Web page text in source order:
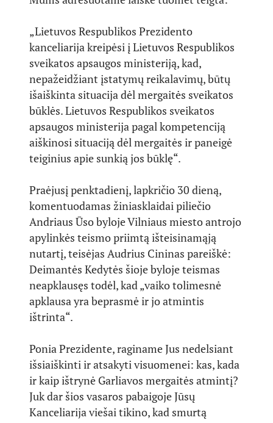
„Lietuvos Respublikos Prezidento
kanceliarija kreipėsi į Lietuvos Respublikos
sveikatos apsaugos ministeriją, kad,
nepažeidžiant įstatymų reikalavimų, būtų
išaiškinta situacija dėl mergaitės sveikatos
būklės. Lietuvos Respublikos sveikatos
apsaugos ministerija pagal kompetenciją
aiškinosi situaciją dėl mergaitės ir paneigė
teiginius apie sunkią jos būklę“.
Praėjusį penktadienį, lapkričio 30 dieną,
komentuodamas žiniasklaidai piliečio
Andriaus Ūso byloje Vilniaus miesto antrojo
apylinkės teismo priimtą išteisinamąją
nutartį, teisėjas Audrius Cininas pareiškė:
Deimantės Kedytės šioje byloje teismas
neapklausęs todėl, kad „vaiko tolimesnė
apklausa yra beprasmė ir jo atmintis
ištrinta“.
Ponia Prezidente, raginame Jus nedelsiant
išsiaiškinti ir atsakyti visuomenei: kas, kada
ir kaip ištrynė Garliavos mergaitės atmintį?
Juk dar šios vasaros pabaigoje Jūsų
Kanceliarija viešai tikino, kad smurtą